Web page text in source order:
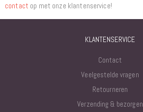
contact op met onze klantenservice!
KLANTENSERVICE
Contact
Veelgestelde vragen
Retourneren
Verzending & bezorgen